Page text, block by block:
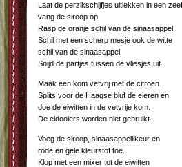
Laat de perzikschijfjes uitlekken in een zeef,
vang de siroop op.
Rasp de oranje schil van de sinaasappel.
Schil met een scherp mesje ook de witte
schil van de sinaasappel.
Snijd de partjes tussen de vliesjes uit.
Maak een kom vetvrij met de citroen.
Splits voor de Haagse bluf de eieren en
doe de eiwitten in de vetvrije kom.
De eidooiers worden niet gebruikt.
Voeg de siroop, sinaasappellikeur en
rode en gele kleurstof toe.
Klop met een mixer tot de eiwitten